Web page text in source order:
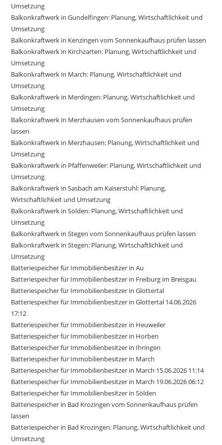
Umsetzung
Balkonkraftwerk in Gundelfingen: Planung, Wirtschaftlichkeit und
Umsetzung
Balkonkraftwerk in Kenzingen vom Sonnenkaufhaus prüfen lassen
Balkonkraftwerk in Kirchzarten: Planung, Wirtschaftlichkeit und
Umsetzung
Balkonkraftwerk in March: Planung, Wirtschaftlichkeit und
Umsetzung
Balkonkraftwerk in Merdingen: Planung, Wirtschaftlichkeit und
Umsetzung
Balkonkraftwerk in Merzhausen vom Sonnenkaufhaus prüfen
lassen
Balkonkraftwerk in Merzhausen: Planung, Wirtschaftlichkeit und
Umsetzung
Balkonkraftwerk in Pfaffenweiler: Planung, Wirtschaftlichkeit und
Umsetzung
Balkonkraftwerk in Sasbach am Kaiserstuhl: Planung,
Wirtschaftlichkeit und Umsetzung
Balkonkraftwerk in Sölden: Planung, Wirtschaftlichkeit und
Umsetzung
Balkonkraftwerk in Stegen vom Sonnenkaufhaus prüfen lassen
Balkonkraftwerk in Stegen: Planung, Wirtschaftlichkeit und
Umsetzung
Batteriespeicher für Immobilienbesitzer in Au
Batteriespeicher für Immobilienbesitzer in Freiburg im Breisgau
Batteriespeicher für Immobilienbesitzer in Glottertal
Batteriespeicher für Immobilienbesitzer in Glottertal 14.06.2026
17:12
Batteriespeicher für Immobilienbesitzer in Heuweiler
Batteriespeicher für Immobilienbesitzer in Horben
Batteriespeicher für Immobilienbesitzer in Ihringen
Batteriespeicher für Immobilienbesitzer in March
Batteriespeicher für Immobilienbesitzer in March 15.06.2026 11:14
Batteriespeicher für Immobilienbesitzer in March 19.06.2026 06:12
Batteriespeicher für Immobilienbesitzer in Sölden
Batteriespeicher in Bad Krozingen vom Sonnenkaufhaus prüfen
lassen
Batteriespeicher in Bad Krozingen: Planung, Wirtschaftlichkeit und
Umsetzung